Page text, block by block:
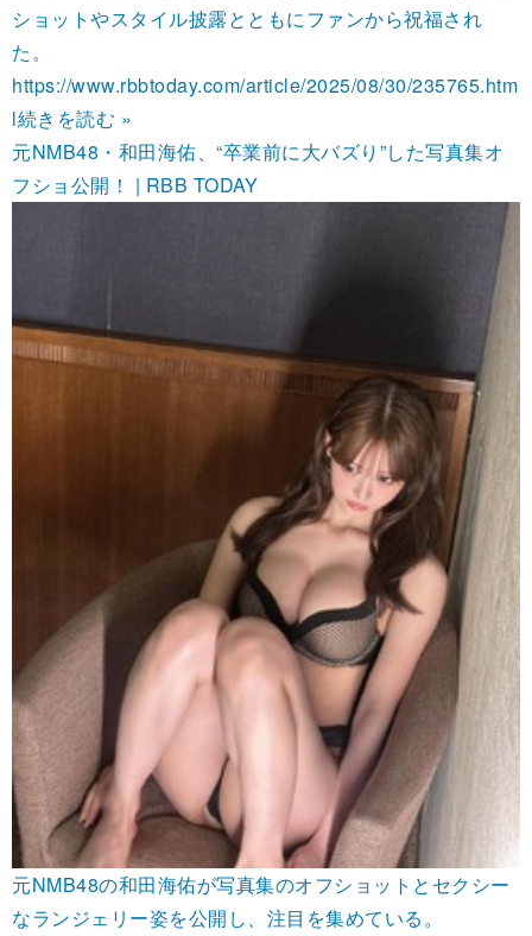
ショットやスタイル披露とともにファンから祝福され
た。
https://www.rbbtoday.com/article/2025/08/30/235765.htm
l続きを読む »
元NMB48・和田海佑、“卒業前に大バズり”した写真集オ
フショ公開！ | RBB TODAY
元NMB48の和田海佑が写真集のオフショットとセクシー
なランジェリー姿を公開し、注目を集めている。